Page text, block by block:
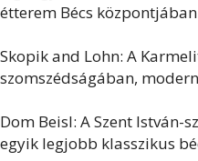
étterem Bécs
Skopik and Lohn: A
szomszédságában,
Dom Beisl: A Szent István-
egyik legjobb klasszikus